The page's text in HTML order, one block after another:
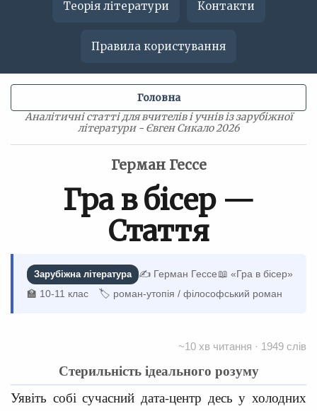
Теорія літератури Контакти
Правила користування
Аналітичні статті для вчителів і учнів із зарубіжної
літератури - Євген Сикало 2026
Головна
Герман Гессе
Гра в бісер —
Стаття
Зарубіжна література ✍️ Герман Гессе📖 «Гра в бісер»
🏫 10-11 клас
🏷 роман-утопія / філософський роман
~10 хв читання · 1949 слів
Стерильність ідеального розуму
Уявіть собі сучасний дата-центр десь у холодних